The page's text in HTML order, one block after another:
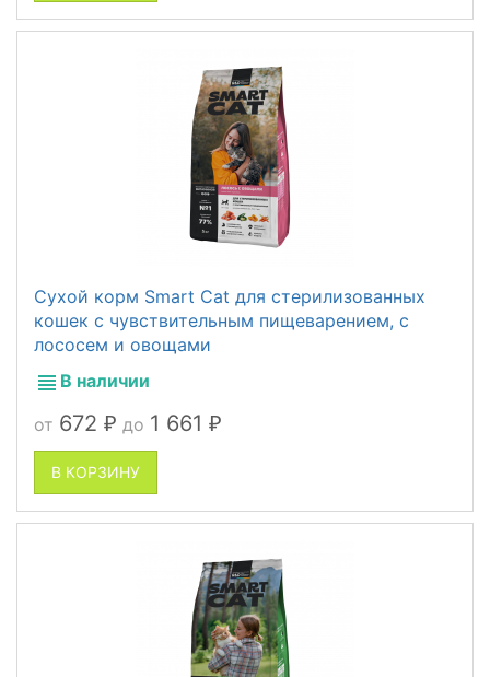
Сухой корм Smart Cat для стерилизованных
кошек с чувствительным пищеварением, с
лососем и овощами
В наличии
от 672 ₽ до 1 661 ₽
В КОРЗИНУ